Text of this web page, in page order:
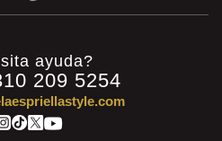
ayuda?
209 5254